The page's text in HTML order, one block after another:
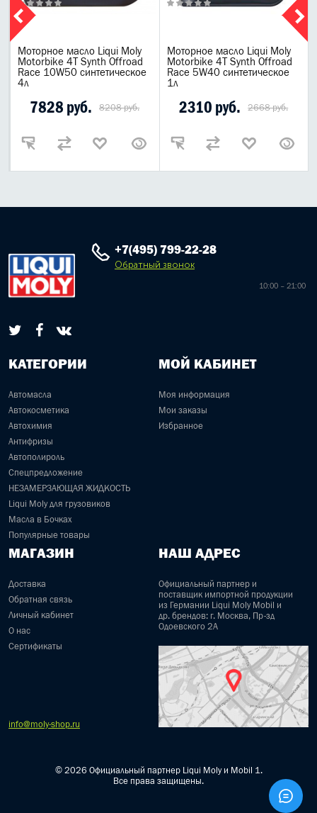
Моторное масло Liqui Moly
Motorbike 4T Synth Offroad
Race 10W50 синтетическое
4л
7828 руб. 8208 руб.
Моторное масло Liqui Moly
Motorbike 4T Synth Offroad
Race 5W40 синтетическое
1л
2310 руб. 2668 руб.
+7(495) 799-22-28
Обратный звонок
10:00 – 21:00
КАТЕГОРИИ
Автомасла
Автокосметика
Автохимия
Антифризы
Автополироль
Спецпредложение
НЕЗАМЕРЗАЮЩАЯ ЖИДКОСТЬ
Liqui Moly для грузовиков
Масла в Бочках
Популярные товары
МОЙ КАБИНЕТ
Моя информация
Мои заказы
Избранное
МАГАЗИН
Доставка
Обратная связь
Личный кабинет
О нас
Сертификаты
НАШ АДРЕС
Официальный партнер и
поставщик импортной продукции
из Германии Liqui Moly Mobil и
др. брендов: г. Москва, Пр-зд
Одоевского 2А
info@moly-shop.ru
© 2026 Официальный партнер Liqui Moly и Mobil 1.
Все права защищены.